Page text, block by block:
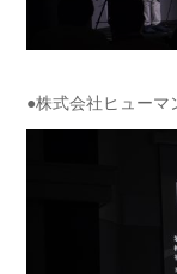
●株式会社ヒューマ